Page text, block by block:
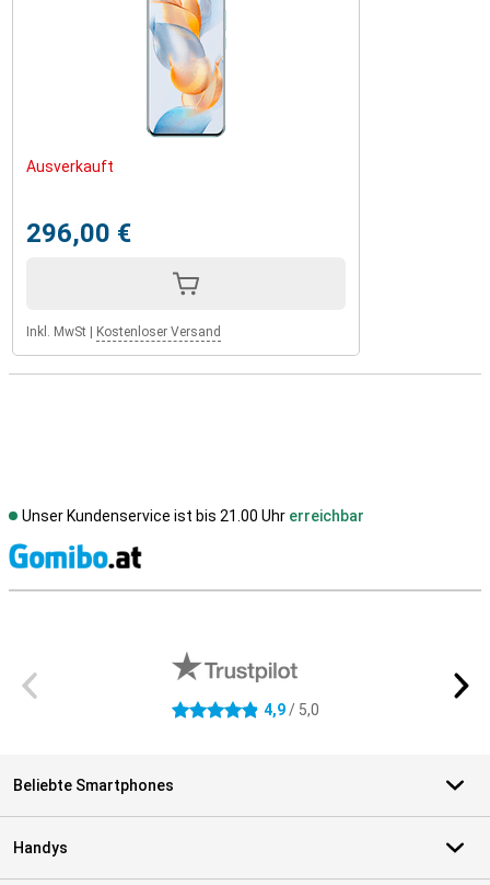
Ausverkauft
296,00 €
Inkl. MwSt | Kostenloser Versand
Unser Kundenservice ist bis 21.00 Uhr erreichbar
4.9 Sterne 4,9/ 5,0
Beliebte Smartphones
Handys